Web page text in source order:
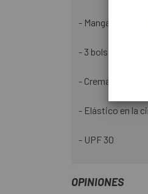
- Mangas de
- 3 bolsillos
- Cremallera
- Elástico en la
- UPF 30
OPINIONES